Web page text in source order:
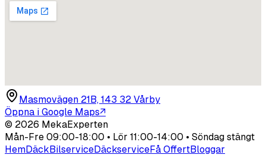
Masmovägen 21B, 143 32 Vårby
Öppna i Google Maps↗
© 2026 MekaExperten
Mån-Fre 09:00-18:00 • Lör 11:00-14:00 • Söndag stängt
HemDäckBilserviceDäckserviceFå OffertBloggar